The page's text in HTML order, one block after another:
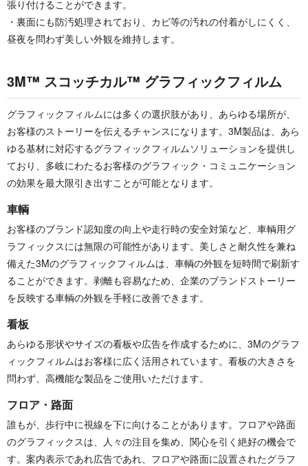
張り付けることができます。
・裏面にも防汚処理されており、カビ等の汚れの付着がしにくく、
昼夜を問わず美しい外観を維持します。
3M™ スコッチカル™ グラフィックフィルム
グラフィックフィルムには多くの選択肢があり、あらゆる場所が、
お客様のストーリーを伝えるチャンスになります。3M製品は、あら
ゆる基材に対応するグラフィックフィルムソリューションを提供し
ており、多岐にわたるお客様のグラフィック・コミュニケーション
の効果を最大限引き出すことが可能となります。
車輌
お客様のブランド認知度の向上や走行時の安全対策など、車輌用グ
ラフィックスには無限の可能性があります。美しさと耐久性を兼ね
備えた3Mのグラフィックフィルムは、車輌の外観を短時間で刷新す
ることができます。剥離も容易なため、企業のブランドストーリー
を反映する車輌の外観を手軽に改善できます。
看板
あらゆる形状やサイズの看板や広告を作成するために、3Mのグラフ
ィックフィルムはお客様に広く活用されています。看板の大きさを
問わず、高機能な製品をご使用いただけます。
フロア・路面
誰もが、歩行中に視線を下に向けることがあります。フロアや路面
のグラフィックスは、人々の注目を集め、関心を引く絶好の機会で
す。案内表示であれ広告であれ、フロアや路面に設置されたグラフ